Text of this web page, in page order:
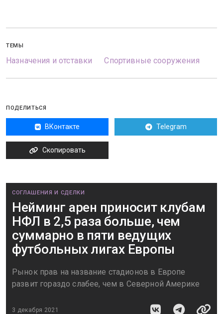
ТЕМЫ
Назначения и отставки Спортивные сооружения
ПОДЕЛИТЬСЯ
ВКонтакте Telegram
Скопировать
СОГЛАШЕНИЯ И СДЕЛКИ
Нейминг арен приносит клубам
НФЛ в 2,5 раза больше, чем
суммарно в пяти ведущих
футбольных лигах Европы
Рынок прав на название стадионов в Европе
развит гораздо слабее, чем в Северной Америке
3 декабря 2021